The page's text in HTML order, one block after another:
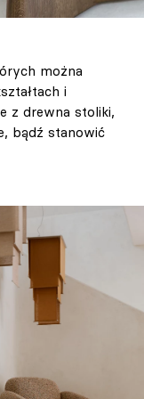
można
i
z drewna stoliki,
bądź stanowić